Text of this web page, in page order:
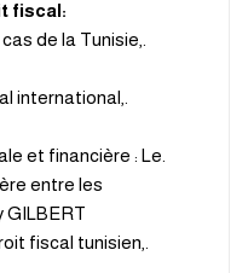
:La transparence et le droit fiscal**
de la Tunisie,
international,
et financière : Le
entre les
fiscal tunisien,